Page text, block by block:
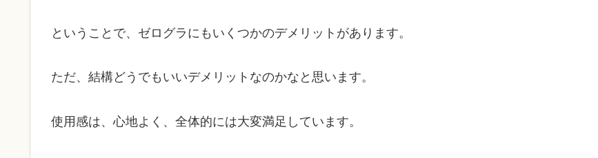
ということで、ゼログラにもいくつかのデメリットがあります。
ただ、結構どうでもいいデメリットなのかなと思います。
使用感は、心地よく、全体的には大変満足しています。